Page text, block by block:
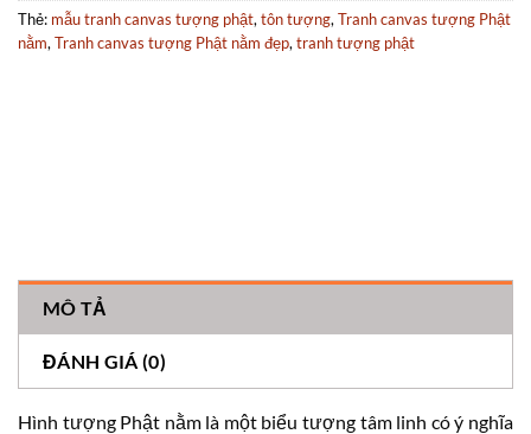
Thẻ: mẫu tranh canvas tượng phật,tôn tượng,Tranh canvas tượng Phật
nằm,Tranh canvas tượng Phật nằm đẹp,tranh tượng phật
MÔ TẢ
ĐÁNH GIÁ (0)
Hình tượng Phật nằm là một biểu tượng tâm linh có ý nghĩa